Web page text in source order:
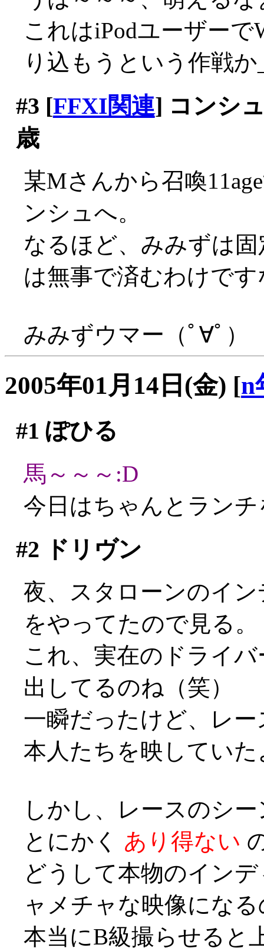
これはiPodユーザー
り込もうという作戦か
#3 [FFXI関連] コンシ
歳
某Mさんから召喚
ンシュへ。
なるほど、みみずは
は無事で済むわけです
みみずウマー（ﾟ∀ﾟ）
2005年01月14日(金) [n
#1 ぽひる
馬～～～:D
今日はちゃんとラン
#2 ドリヴン
夜、スタローンのイ
をやってたので見る。
これ、実在のドライ
出してるのね（笑）
一瞬だったけど、レ
本人たちを映してい
しかし、レースのシ
とにかく あり得ない
どうして本物のイン
ャメチャな映像にな
本当にB級撮らせると